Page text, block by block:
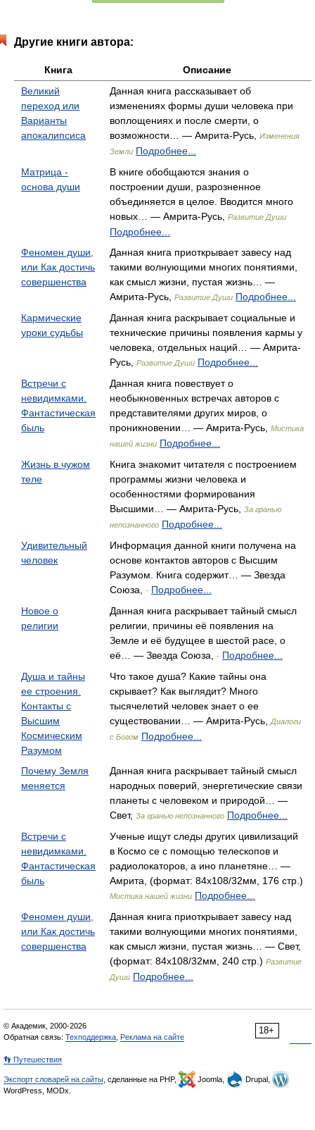
Другие книги автора:
Книга
Описание
Великий
переход или
Варианты
апокалипсиса
Данная книга рассказывает об
изменениях формы души человека при
воплощениях и после смерти, о
возможности… — Амрита-Русь,
Изменения
Земли Подробнее...
Матрица -
основа души
В книге обобщаются знания о
построении души, разрозненное
объединяется в целое. Вводится много
новых… — Амрита-Русь,
Развитие Души
Подробнее...
Феномен души,
или Как достичь
совершенства
Данная книга приоткрывает завесу над
такими волнующими многих понятиями,
как смысл жизни, пустая жизнь… —
Амрита-Русь,
Развитие Души Подробнее...
Кармические
уроки судьбы
Данная книга раскрывает социальные и
технические причины появления кармы у
человека, отдельных наций… — Амрита-
Русь,
Развитие Души Подробнее...
Встречи с
невидимками.
Фантастическая
быль
Данная книга повествует о
необыкновенных встречах авторов с
представителями других миров, о
проникновении… — Амрита-Русь,
Мистика
нашей жизни Подробнее...
Жизнь в чужом
теле
Книга знакомит читателя с построением
программы жизни человека и
особенностями формирования
Высшими… — Амрита-Русь,
За гранью
непознанного Подробнее...
Удивительный
человек
Информация данной книги получена на
основе контактов авторов с Высшим
Разумом. Книга содержит… — Звезда
Союза,
- Подробнее...
Новое о
религии
Данная книга раскрывает тайный смысл
религии, причины её появления на
Земле и её будущее в шестой расе, о
её… — Звезда Союза,
- Подробнее...
Душа и тайны
ее строения.
Контакты с
Высшим
Космическим
Разумом
Что такое душа? Какие тайны она
скрывает? Как выглядит? Много
тысячелетий человек знает о ее
существовании… — Амрита-Русь,
Диалоги
с Богом Подробнее...
Почему Земля
меняется
Данная книга раскрывает тайный смысл
народных поверий, энергетические связи
планеты с человеком и природой… —
Свет, За гранью непознанного Подробнее...
Встречи с
невидимками.
Фантастическая
быль
Ученые ищут следы других цивилизаций
в Космо се с помощью телескопов и
радиолокаторов, а ино планетяне… —
Амрита, (формат: 84x108/32мм, 176 стр.)
Мистика нашей жизни Подробнее...
Феномен души,
или Как достичь
совершенства
Данная книга приоткрывает завесу над
такими волнующими многих понятиями,
как смысл жизни, пустая жизнь… — Свет,
(формат: 84x108/32мм, 240 стр.) Развитие
Души Подробнее...
18+
© Академик, 2000-2026
Обратная связь: Техподдержка Реклама на сайте
👣 Путешествия
Экспорт словарей на сайты , сделанные на PHP, Joomla,
Drupal,
WordPress, MODx.